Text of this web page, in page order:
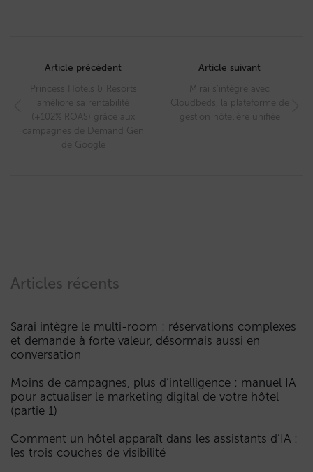
navigation
Article précédent
Princess Hotels & Resorts
améliore sa rentabilité
(+102% ROAS) grâce aux
campagnes de Demand Gen
de Google
Article suivant
Mirai s’intègre avec
Cloudbeds, la plateforme de
gestion hôtelière unifiée
Articles récents
Sarai intègre le multi-room : réservations complexes
et demande à forte valeur, désormais aussi en
conversation
Moins de campagnes, plus d’intelligence : manuel IA
pour actualiser le marketing digital de votre hôtel
(partie 1)
Comment un hôtel apparaît dans les assistants d’IA :
les trois couches de visibilité